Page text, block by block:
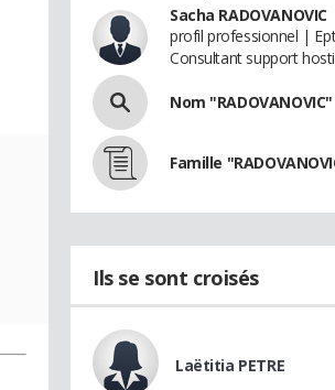
Sacha RADOVANOVIC
profil professionnel |
Consultant support
Nom "RADOVANOVIC"
Famille
Ils se sont croisés
Laëtitia PETRE